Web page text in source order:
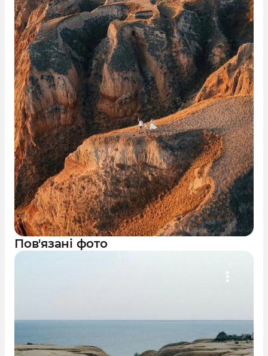
Пов'язані фото